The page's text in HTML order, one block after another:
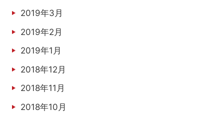
2019年3月
2019年2月
2019年1月
2018年12月
2018年11月
2018年10月